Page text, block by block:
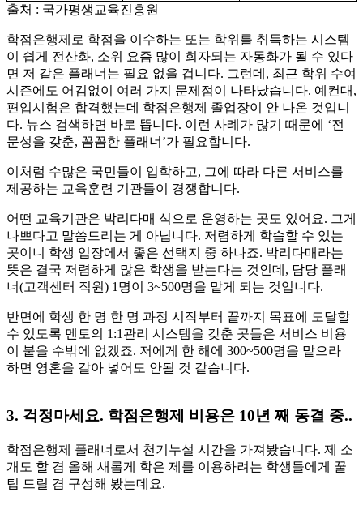
출처 : 국가평생교육진흥원
​학점은행제로 학점을 이수하는 또는 학위를 취득하는 시스템
이 쉽게 전산화, 소위 요즘 많이 회자되는 자동화가 될 수 있다
면 저 같은 플래너는 필요 없을 겁니다. 그런데, 최근 학위 수여
시즌에도 어김없이 여러 가지 문제점이 나타났습니다. 예컨대,
편입시험은 합격했는데 학점은행제 졸업장이 안 나온 것입니
다. 뉴스 검색하면 바로 뜹니다. 이런 사례가 많기 때문에 ‘전
문성을 갖춘, 꼼꼼한 플래너’가 필요합니다.
​​이처럼 수많은 국민들이 입학하고, 그에 따라 다른 서비스를
제공하는 교육훈련 기관들이 경쟁합니다.
​어떤 교육기관은 박리다매 식으로 운영하는 곳도 있어요. 그게
나쁘다고 말씀드리는 게 아닙니다. 저렴하게 학습할 수 있는
곳이니 학생 입장에서 좋은 선택지 중 하나죠. 박리다매라는
뜻은 결국 저렴하게 많은 학생을 받는다는 것인데, 담당 플래
너(고객센터 직원) 1명이 3~500명을 맡게 되는 것입니다. ​​
반면에 학생 한 명 한 명 과정 시작부터 끝까지 목표에 도달할
수 있도록 멘토의 1:1관리 시스템을 갖춘 곳들은 서비스 비용
이 붙을 수밖에 없겠죠. 저에게 한 해에 300~500명을 맡으라
하면 영혼을 갈아 넣어도 안될 것 같습니다.
3. 걱정마세요. 학점은행제 비용은 10년 째 동결 중..
학점은행제 플래너로서 천기누설 시간을 가져봤습니다. 제 소
개도 할 겸 올해 새롭게 학은 제를 이용하려는 학생들에게 꿀
팁 드릴 겸 구성해 봤는데요.